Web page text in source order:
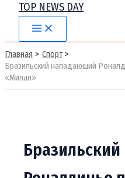
TOP NEWS DAY
Main
Menu
Главная
Спорт
Бразильский нападающий
«Милан»